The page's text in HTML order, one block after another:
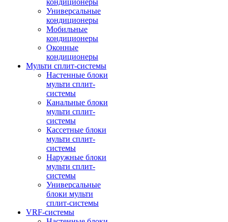
кондиционеры
Универсальные
кондиционеры
Мобильные
кондиционеры
Оконные
кондиционеры
Мульти сплит-системы
Настенные блоки
мульти сплит-
системы
Канальные блоки
мульти сплит-
системы
Кассетные блоки
мульти сплит-
системы
Наружные блоки
мульти сплит-
системы
Универсальные
блоки мульти
сплит-системы
VRF-системы